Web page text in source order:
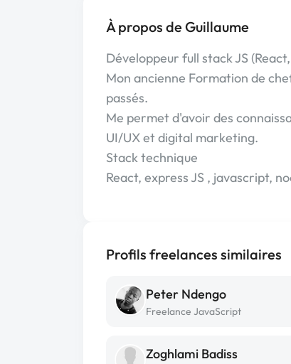
À propos de Guillaume
Développeur full stack JS
Mon ancienne Formation de
passés.
Me permet d'avoir des
UI/UX et digital marketing.
Stack technique
React, express JS , javascript,
Profils freelances similaires
Peter Ndengo
Freelance JavaScript
Zoghlami Badiss